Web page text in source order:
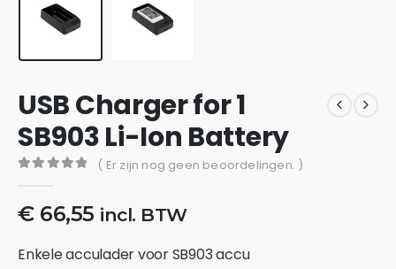
USB Charger for 1
SB903 Li-Ion Battery
( Er zijn nog geen beoordelingen. )
€66,55 incl. BTW
Enkele acculader voor SB903 accu